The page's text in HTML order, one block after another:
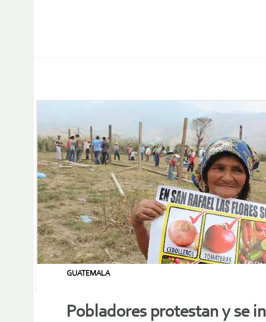
GUATEMALA
Pobladores protestan y se